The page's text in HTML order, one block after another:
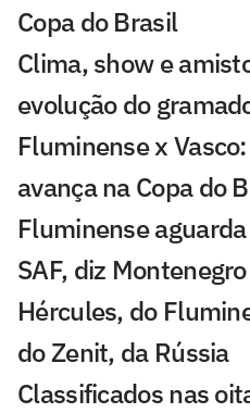
Copa do Brasil
Clima, show e
evolução do
Fluminense x
avança na Copa do
Fluminense
SAF, diz Montenegro
Hércules, do
do Zenit, da Rússia
Classificados nas